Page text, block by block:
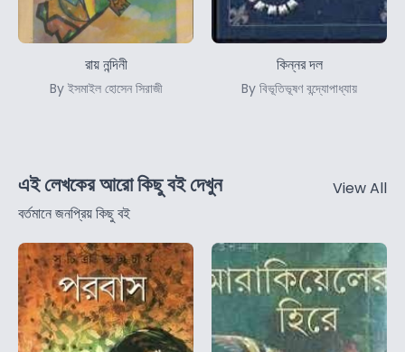
রায় নন্দিনী
By ইসমাইল হোসেন সিরাজী
কিন্নর দল
By বিভূতিভূষণ বন্দ্যোপাধ্যায়
এই লেখকের আরো কিছু বই দেখুন
বর্তমানে জনপ্রিয় কিছু বই
View All